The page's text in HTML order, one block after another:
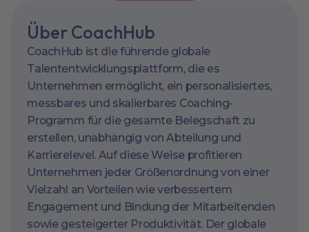
Über CoachHub
CoachHub ist die führende globale
Talententwicklungsplattform, die es
Unternehmen ermöglicht, ein personalisiertes,
messbares und skalierbares Coaching-
Programm für die gesamte Belegschaft zu
erstellen, unabhängig von Abteilung und
Karrierelevel. Auf diese Weise profitieren
Unternehmen jeder Größenordnung von einer
Vielzahl an Vorteilen wie verbessertem
Engagement und Bindung der Mitarbeitenden
sowie gesteigerter Produktivität. Der globale